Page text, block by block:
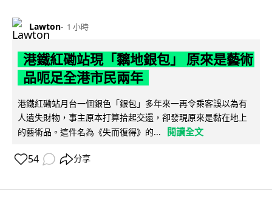
Lawton 1 小時
港鐵紅磡站現「黐地銀包」 原來是藝術
品呃足全港市民兩年
港鐵紅磡站月台一個銀色「銀包」多年來一再令乘客誤以為有
人遺失財物，事主原本打算拾起交還，卻發現原來是黏在地上
的藝術品。這件名為《失而復得》的...
閱讀全文
54 分享